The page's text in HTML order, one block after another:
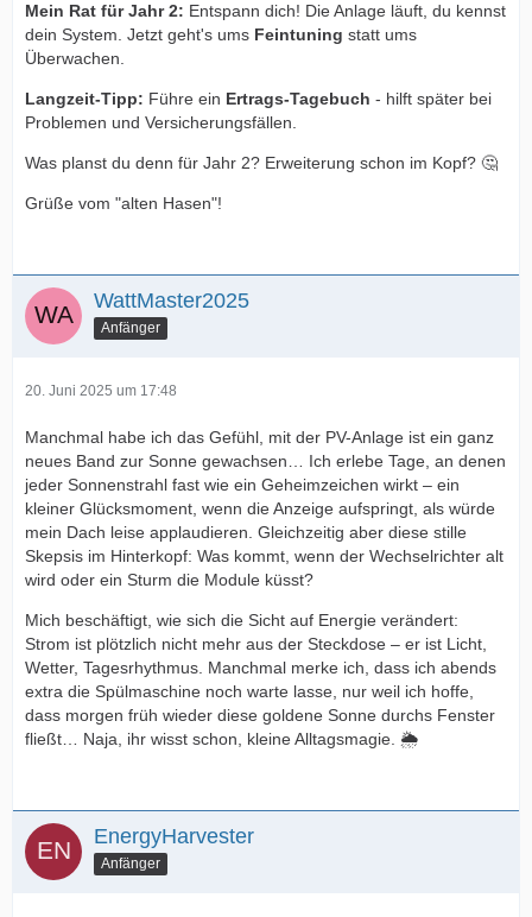
Mein Rat für Jahr 2: Entspann dich! Die Anlage läuft, du kennst
dein System. Jetzt geht's ums Feintuning statt ums
Überwachen.
Langzeit-Tipp: Führe ein Ertrags-Tagebuch - hilft später bei
Problemen und Versicherungsfällen.
Was planst du denn für Jahr 2? Erweiterung schon im Kopf? 🤔
Grüße vom "alten Hasen"!
WattMaster2025
Anfänger
20. Juni 2025 um 17:48
Manchmal habe ich das Gefühl, mit der PV-Anlage ist ein ganz
neues Band zur Sonne gewachsen… Ich erlebe Tage, an denen
jeder Sonnenstrahl fast wie ein Geheimzeichen wirkt – ein
kleiner Glücksmoment, wenn die Anzeige aufspringt, als würde
mein Dach leise applaudieren. Gleichzeitig aber diese stille
Skepsis im Hinterkopf: Was kommt, wenn der Wechselrichter alt
wird oder ein Sturm die Module küsst?
Mich beschäftigt, wie sich die Sicht auf Energie verändert:
Strom ist plötzlich nicht mehr aus der Steckdose – er ist Licht,
Wetter, Tagesrhythmus. Manchmal merke ich, dass ich abends
extra die Spülmaschine noch warte lasse, nur weil ich hoffe,
dass morgen früh wieder diese goldene Sonne durchs Fenster
fließt… Naja, ihr wisst schon, kleine Alltagsmagie. 🌦️
EnergyHarvester
Anfänger